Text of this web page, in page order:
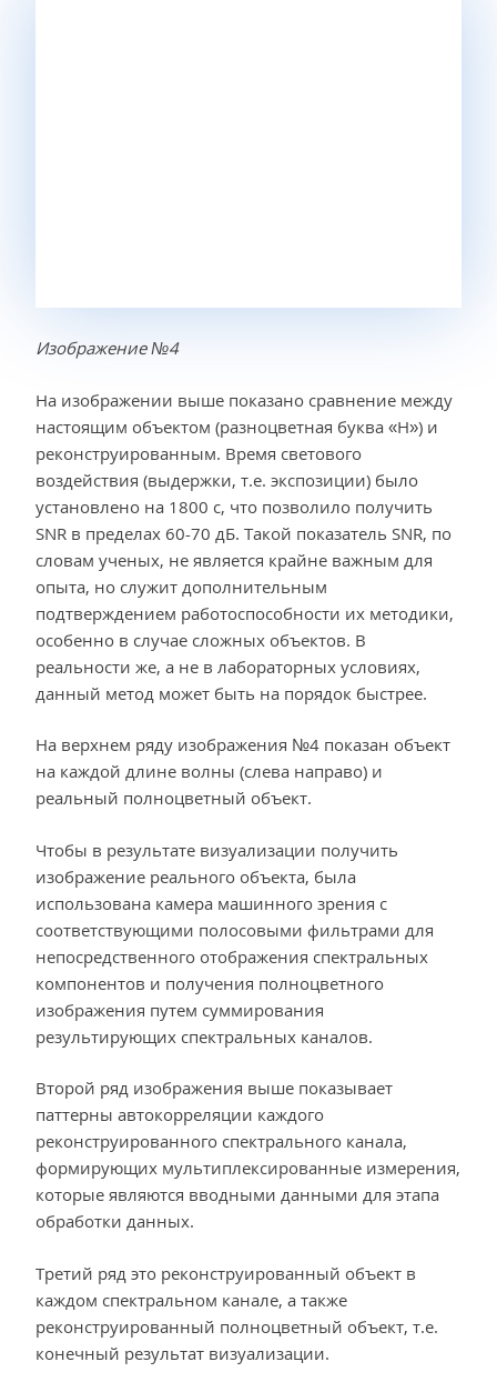
Изображение №4
На изображении выше показано сравнение между
настоящим объектом (разноцветная буква «H») и
реконструированным. Время светового
воздействия (выдержки, т.е. экспозиции) было
установлено на 1800 с, что позволило получить
SNR в пределах 60-70 дБ. Такой показатель SNR, по
словам ученых, не является крайне важным для
опыта, но служит дополнительным
подтверждением работоспособности их методики,
особенно в случае сложных объектов. В
реальности же, а не в лабораторных условиях,
данный метод может быть на порядок быстрее.
На верхнем ряду изображения №4 показан объект
на каждой длине волны (слева направо) и
реальный полноцветный объект.
Чтобы в результате визуализации получить
изображение реального объекта, была
использована камера машинного зрения с
соответствующими полосовыми фильтрами для
непосредственного отображения спектральных
компонентов и получения полноцветного
изображения путем суммирования
результирующих спектральных каналов.
Второй ряд изображения выше показывает
паттерны автокорреляции каждого
реконструированного спектрального канала,
формирующих мультиплексированные измерения,
которые являются вводными данными для этапа
обработки данных.
Третий ряд это реконструированный объект в
каждом спектральном канале, а также
реконструированный полноцветный объект, т.е.
конечный результат визуализации.